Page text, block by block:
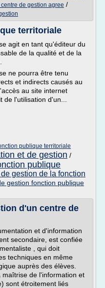
de gestion agree /
territoriale
agit en tant qu'éditeur du
de la qualité et de la
ne pourra être tenu
et indirects causés au
au site internet
l'utilisation d'un...
publique territoriale
et de gestion /
publique
gestion de la fonction
gestion fonction publique
d'un centre de
et d'information
secondaire, est confiée
, qui doit
techniques en même
auprès des élèves.
de l'information et
sont étroitement liés